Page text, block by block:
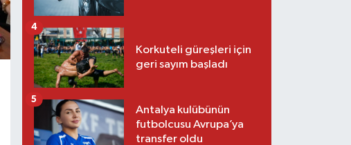
Korkuteli güreşleri için
geri sayım başladı
4
Antalya kulübünün
futbolcusu Avrupa’ya
transfer oldu
5